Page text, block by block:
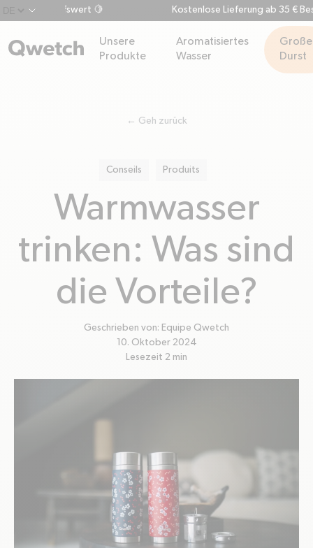
60 € Einkaufswert 🍋 Kostenlose Lieferung ab 35 €
Unsere
Produkte
Aromatisiertes
Wasser
Durst
← Geh zurück
Conseils Produits
Warmwasser
trinken: Was sind
die Vorteile?
Geschrieben von: Equipe Qwetch
10. Oktober 2024
Lesezeit 2 min